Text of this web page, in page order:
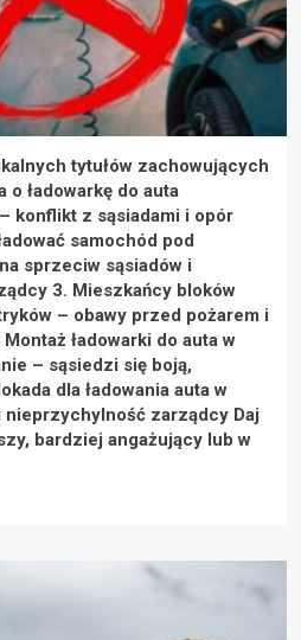
tytułów zachowujących
o ładowarkę do auta
konflikt z sąsiadami i opór
samochód pod
sprzeciw sąsiadów i
3. Mieszkańcy bloków
– obawy przed pożarem i
ładowarki do auta w
– sąsiedzi się boją,
dla ładowania auta w
nieprzychylność zarządcy Daj
bardziej angażujący lub w